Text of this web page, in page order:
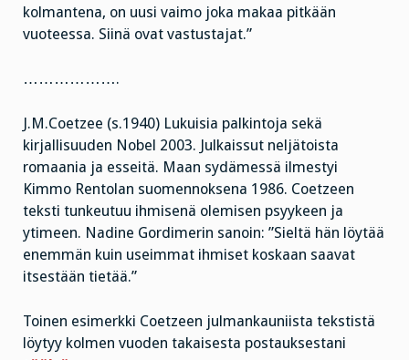
kolmantena, on uusi vaimo joka makaa pitkään
vuoteessa. Siinä ovat vastustajat.”
……………….
J.M.Coetzee (s.1940) Lukuisia palkintoja sekä
kirjallisuuden Nobel 2003. Julkaissut neljätoista
romaania ja esseitä. Maan sydämessä ilmestyi
Kimmo Rentolan suomennoksena 1986. Coetzeen
teksti tunkeutuu ihmisenä olemisen psyykeen ja
ytimeen. Nadine Gordimerin sanoin: ”Sieltä hän löytää
enemmän kuin useimmat ihmiset koskaan saavat
itsestään tietää.”
Toinen esimerkki Coetzeen julmankauniista tekstistä
löytyy kolmen vuoden takaisesta postauksestani